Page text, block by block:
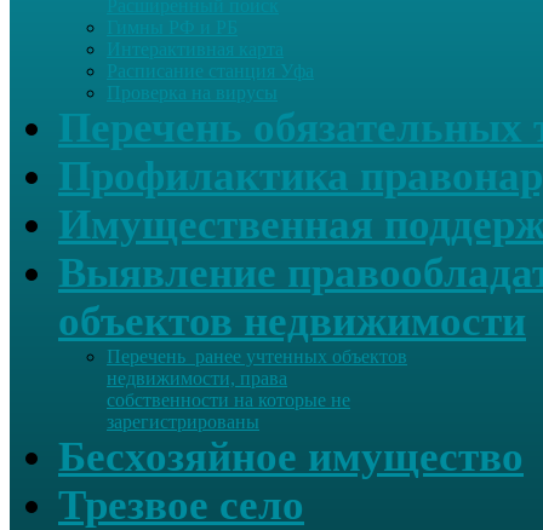
Интерактивная карта
Расписание станция Уфа
Проверка на вирусы
Перечень обязательных
Профилактика
Имущественная
Выявление
объектов недвижимости
Перечень ранее учтенных объектов
недвижимости, права
собственности на которые не
зарегистрированы
Бесхозяйное имущество
Трезвое село